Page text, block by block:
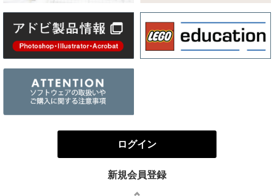
ログイン
新規会員登録